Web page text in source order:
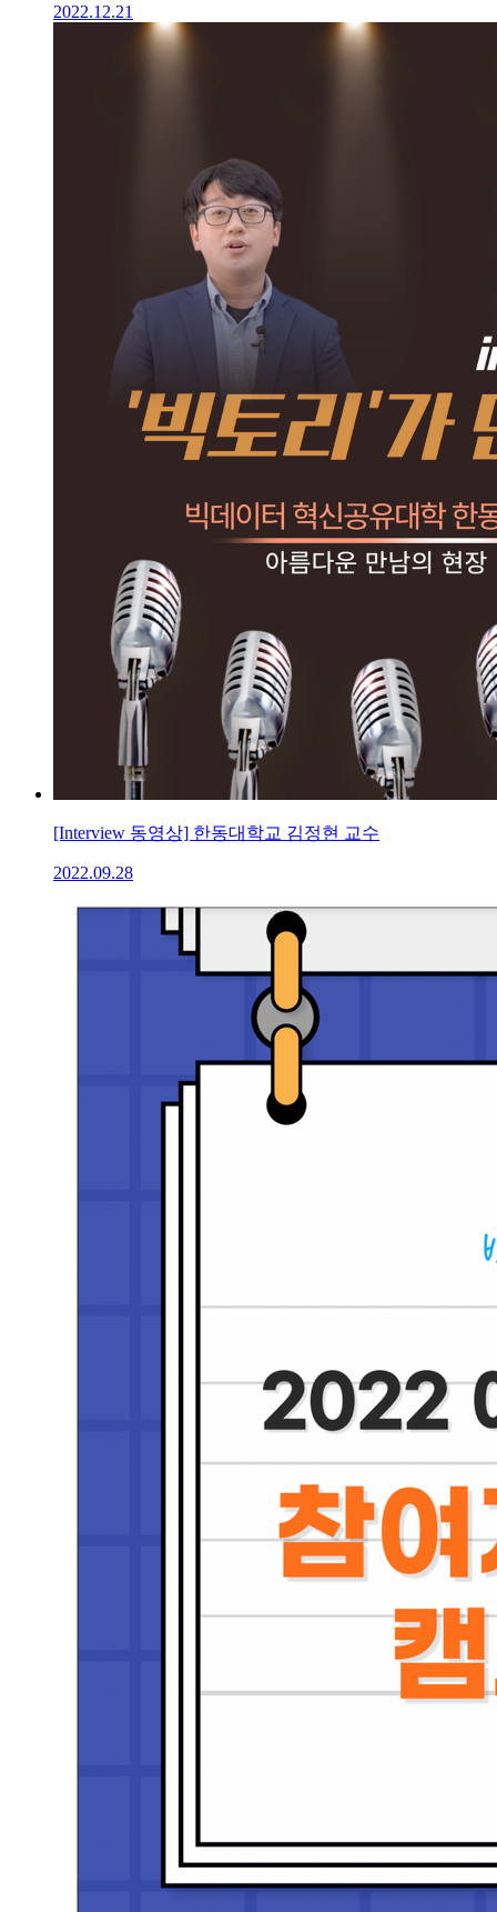
2022.12.21
[Interview 동영상] 한동대학교 김정현 교수
2022.09.28